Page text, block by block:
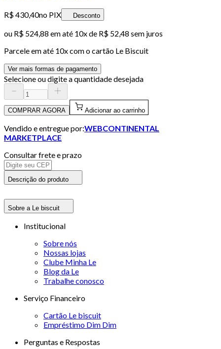
R$ 430,40no PIX Desconto
ou R$ 524,88 em até 10x de R$ 52,48 sem juros
Parcele em até 10x com o cartão Le Biscuit
Ver mais formas de pagamento
Selecione ou digite a quantidade desejada
COMPRAR AGORA Adicionar ao carrinho
Vendido e entregue por:WEBCONTINENTAL
MARKETPLACE
Consultar frete e prazo
Descrição do produto
Sobre a Le biscuit
Institucional
Sobre nós
Nossas lojas
Clube Minha Le
Blog da Le
Trabalhe conosco
Serviço Financeiro
Cartão Le biscuit
Empréstimo Dim Dim
Perguntas e Respostas